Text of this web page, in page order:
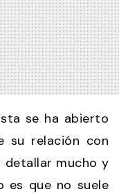
se ha abierto
su relación con
detallar mucho y
es que no suele